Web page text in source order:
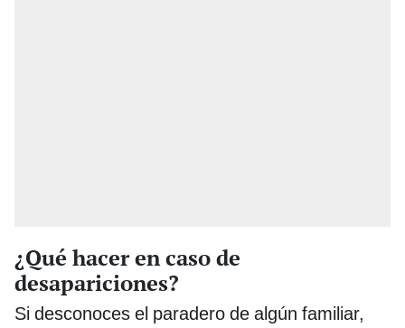
¿Qué hacer en caso de
desapariciones?
Si desconoces el paradero de algún familiar,